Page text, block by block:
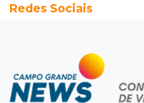
Granizo danifica telhados
Agregado
Inter perde para o
quartas da Copa do Brasil
Redes Sociais